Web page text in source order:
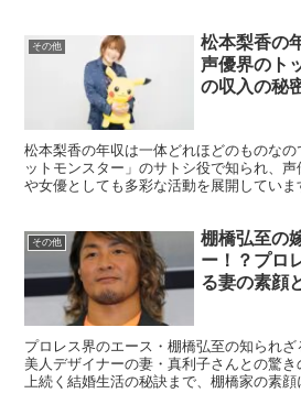
その他
松本梨香の
声優界のト
の収入の秘
松本梨香の年収は一体どれほどのものな
ットモンスター」のサトシ役で知られ、
や女優としても多彩な活動を展開してい
その他
棚橋弘至の
ー！？プロ
る妻の素顔
プロレス界のエース・棚橋弘至の知られざ
美人デザイナーの妻・真利子さんとの驚
上続く結婚生活の秘訣まで、棚橋家の素